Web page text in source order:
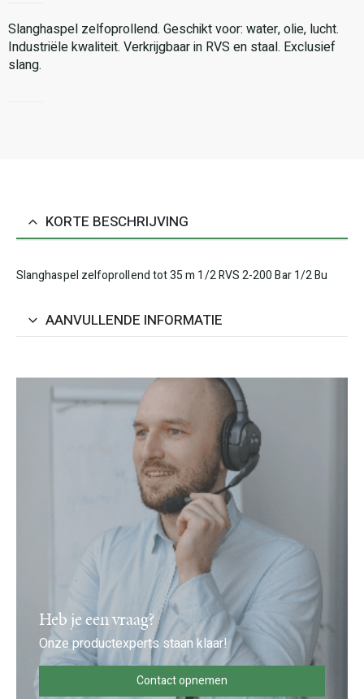
Slanghaspel zelfoprollend. Geschikt voor: water, olie, lucht.
Industriële kwaliteit. Verkrijgbaar in RVS en staal. Exclusief
slang.
KORTE BESCHRIJVING
Slanghaspel zelfoprollend tot 35 m 1/2 RVS 2-200 Bar 1/2 Bu
AANVULLENDE INFORMATIE
Heb je een vraag?
Onze productexperts staan klaar!
Contact opnemen